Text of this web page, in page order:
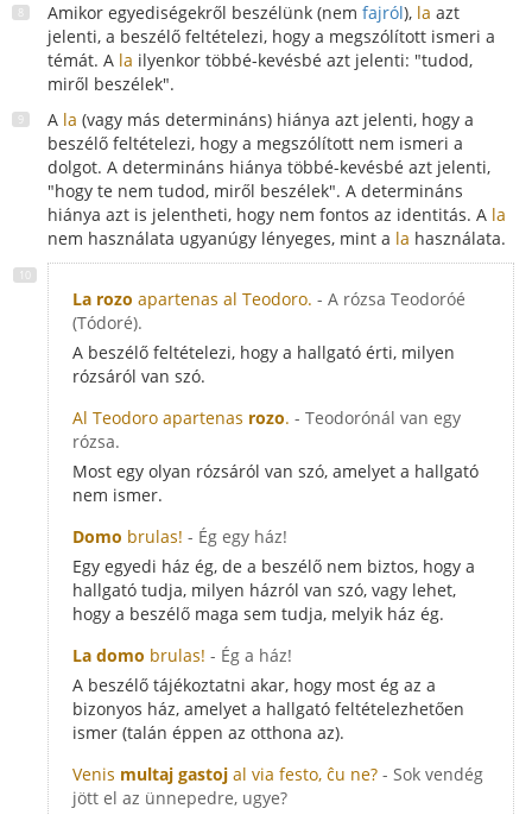
Amikor egyediségekről beszélünk (nem fajról), la azt
jelenti, a beszélő feltételezi, hogy a megszólított ismeri a
témát. A la ilyenkor többé-kevésbé azt jelenti: "tudod,
miről beszélek".
A la (vagy más determináns) hiánya azt jelenti, hogy a
beszélő feltételezi, hogy a megszólított nem ismeri a
dolgot. A determináns hiánya többé-kevésbé azt jelenti,
"hogy te nem tudod, miről beszélek". A determináns
hiánya azt is jelentheti, hogy nem fontos az identitás. A la
nem használata ugyanúgy lényeges, mint a la használata.
La rozo apartenas al Teodoro. - A rózsa Teodoróé
(Tódoré).
A beszélő feltételezi, hogy a hallgató érti, milyen
rózsáról van szó.
Al Teodoro apartenas rozo. - Teodorónál van egy
rózsa.
Most egy olyan rózsáról van szó, amelyet a hallgató
nem ismer.
Domo brulas! - Ég egy ház!
Egy egyedi ház ég, de a beszélő nem biztos, hogy a
hallgató tudja, milyen házról van szó, vagy lehet,
hogy a beszélő maga sem tudja, melyik ház ég.
La domo brulas! - Ég a ház!
A beszélő tájékoztatni akar, hogy most ég az a
bizonyos ház, amelyet a hallgató feltételezhetően
ismer (talán éppen az otthona az).
Venis multaj gastoj al via festo, ĉu ne? - Sok vendég
jött el az ünnepedre, ugye?